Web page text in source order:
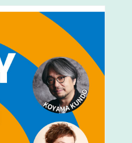
映画、芸能、舞台、スポーツなど
アート、文芸、マンガなど
ライフスタイル
食、健康、美容…暮らし豊かに
社会
国内、海外の気になるトピック